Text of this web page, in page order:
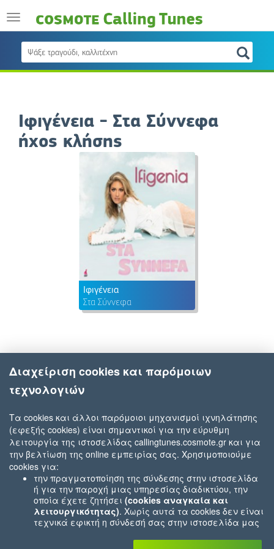
Ιφιγένεια - Στα Σύννεφα
ήχος κλήσης
Ιφιγένεια
Στα Σύννεφα
Διαχείριση cookies και παρόμοιων
τεχνολογιών
Τα cookies και άλλοι παρόμοιοι μηχανισμοί ιχνηλάτησης
(εφεξής cookies) είναι σημαντικοί για την εύρυθμη
λειτουργία της ιστοσελίδας callingtunes.cosmote.gr και για
την βελτίωση της online εμπειρίας σας. Χρησιμοποιούμε
cookies για:
την πραγματοποίηση της σύνδεσης στην ιστοσελίδα
ή για την παροχή μιας υπηρεσίας διαδικτύου, την
οποία έχετε ζητήσει (cookies αναγκαία και
λειτουργικότητας). Χωρίς αυτά τα cookies δεν είναι
τεχνικά εφικτή η σύνδεσή σας στην ιστοσελίδα μας
που εσείς μας ζητήσατε (π.χ.cookies που αφορούν